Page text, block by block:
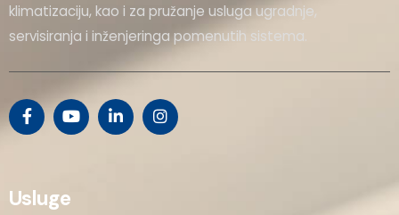
klimatizaciju, kao i za pružanje usluga ugradnje,
servisiranja i inženjeringa pomenutih sistema.
Usluge